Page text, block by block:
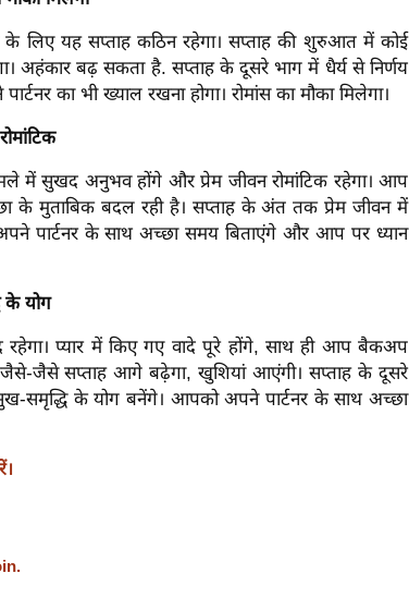
के लिए यह सप्ताह कठिन रहेगा। सप्ताह की शुरुआत में कोई
अहंकार बढ़ सकता है. सप्ताह के दूसरे भाग में धैर्य से निर्णय
का भी ख्याल रखना होगा। रोमांस का मौका मिलेगा।
में सुखद अनुभव होंगे और प्रेम जीवन रोमांटिक रहेगा। आप
मुताबिक बदल रही है। सप्ताह के अंत तक प्रेम जीवन में
पार्टनर के साथ अच्छा समय बिताएंगे और आप पर ध्यान
के योग
रहेगा। प्यार में किए गए वादे पूरे होंगे, साथ ही आप बैकअप
जैसे-जैसे सप्ताह आगे बढ़ेगा, खुशियां आएंगी। सप्ताह के दूसरे
समृद्धि के योग बनेंगे। आपको अपने पार्टनर के साथ अच्छा